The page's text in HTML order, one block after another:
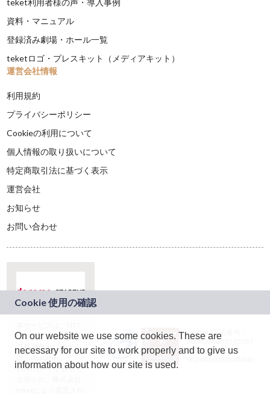
teket利用者様の声・導入事例
資料・マニュアル
登録済み劇場・ホール一覧
teketロゴ・プレスキット（メディアキット）
運営会社情報
利用規約
プライバシーポリシー
Cookieの利用について
個人情報の取り扱いについて
特定商取引法に基づく表示
運営会社
お知らせ
お問い合わせ
ドコモグループの新
規事業創出プログラ
ム「docomo
STARTUP」を通じて
JASRAC許諾番号：
9024936001Y45037
JASRAC許諾番号：
On our website we use some cookies. These are
necessary for our site to work properly and to give us
information about how our site is used.